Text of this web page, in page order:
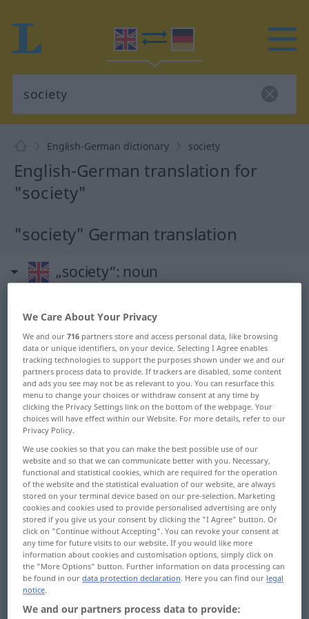
English-German dictionary society
English-German translation for
"society"
"society" German translation
„society“: noun
Overview of all translations
(For more details, click/tap on the translation)
Gesellschaft, Gemeinschaft
gesellschaftliche Umwelt
Gesellschaft, Umgang, Verkehr
Gesellschaft, Anwesenheit
Gesellschaft, Vereinigung, Verein
Pflanzengesellschaft
kirchlicher Gemeindeverband
We Care About Your Privacy
We and our716 partners store and access personal data, like browsing
data or unique identifiers, on your device. Selecting I Agree enables
tracking technologies to support the purposes shown under we and our
partners process data to provide. If trackers are disabled, some content
and ads you see may not be as relevant to you. You can resurface this
menu to change your choices or withdraw consent at any time by
clicking the Privacy Settings link on the bottom of the webpage. Your
choices will have effect within our Website. For more details, refer to our
Privacy Policy.
We use cookies so that you can make the best possible use of our
website and so that we can communicate better with you. Necessary,
functional and statistical cookies, which are required for the operation
of the website and the statistical evaluation of our website, are always
stored on your terminal device based on our pre-selection. Marketing
cookies and cookies used to provide personalised advertising are only
stored if you give us your consent by clicking the "I Agree" button. Or
click on "Continue without Accepting". You can revoke your consent at
any time for future visits to our website. If you would like more
information about cookies and customisation options, simply click on
the "More Options" button. Further information on data processing can
be found in ourdata protection declaration. Here you can find our legal
notice.
We and our partners process data to provide: